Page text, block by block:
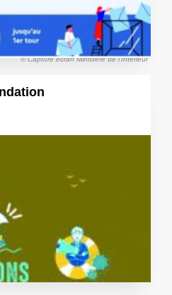
© Capture écran Ministère de l'Intérieur